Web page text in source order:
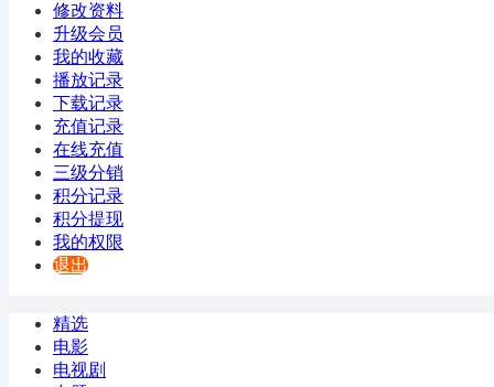
修改资料
升级会员
我的收藏
播放记录
下载记录
充值记录
在线充值
三级分销
积分记录
积分提现
我的权限
退出
精选
电影
电视剧